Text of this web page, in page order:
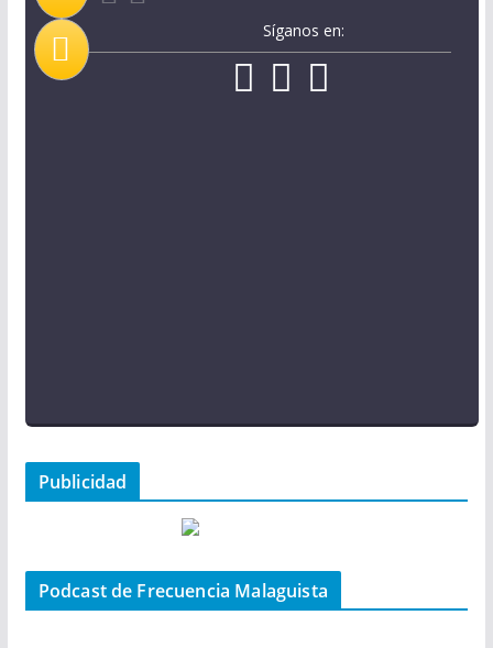
Síganos en:
Publicidad
Podcast de Frecuencia Malaguista